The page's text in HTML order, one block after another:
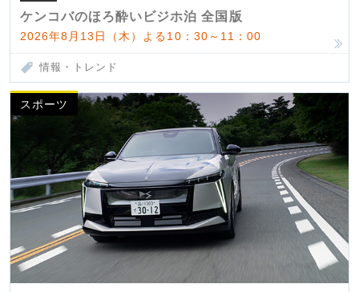
ケンコバのほろ酔いビジホ泊 全国版
2026年8月13日（木）よる10：30～11：00
情報・トレンド
スポーツ